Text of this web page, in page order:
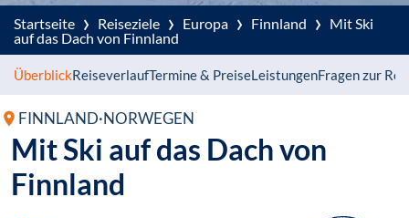
Startseite › Reiseziele › Europa › Finnland › Mit Ski
auf das Dach von Finnland
ÜberblickReiseverlaufTermine & PreiseLeistungenFragen zur
FINNLAND·NORWEGEN
Mit Ski auf das Dach von
Finnland